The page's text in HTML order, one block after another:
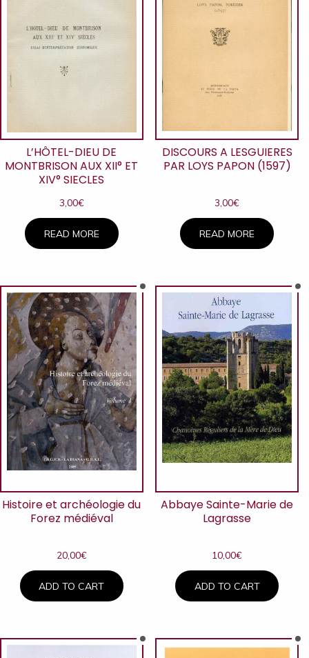
L’HÔTEL-DIEU DE
MONTBRISON AUX XII° ET
XIV° SIECLES
3,00€
READ MORE
DISCOURS A LESGUIERES
PAR LOYS PAPON (1597)
3,00€
READ MORE
Histoire et archéologie du
Forez médiéval
20,00€
ADD TO CART
Abbaye Sainte-Marie de
Lagrasse
10,00€
ADD TO CART